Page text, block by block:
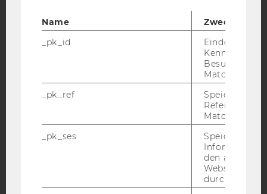
BARRIEREFREIHEITSERKLÄRUNG WEBSEITE
DATENSCHUTZERKLÄRUNG
DATENSCHUTZERKLÄRUNG SOCIAL MEDIA
STUDIENBEWERBER*INNEN UND STUDIERENDE
COOKIE EINSTELLUNGEN
Name
Zweck
_pk_id
Eindeutige
Besuchers
Matomo.
_pk_ref
Speicherung
Referrers
Matomo.
_pk_ses
Speicherung
den aktuellen
durch